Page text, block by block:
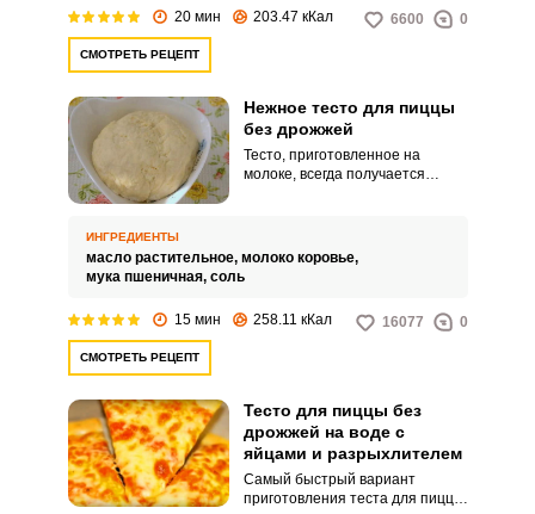
20 мин 203.47 кКал 6600 0
СМОТРЕТЬ РЕЦЕПТ
Нежное тесто для пиццы
без дрожжей
Тесто, приготовленное на
молоке, всегда получается
пиццы в домашних условиях.
ИНГРЕДИЕНТЫ
масло растительное, молоко коровье,
мука пшеничная, соль
15 мин 258.11 кКал 16077 0
СМОТРЕТЬ РЕЦЕПТ
Тесто для пиццы без
дрожжей на воде с
яйцами и разрыхлителем
Самый быстрый вариант
приготовления теста для пиццы